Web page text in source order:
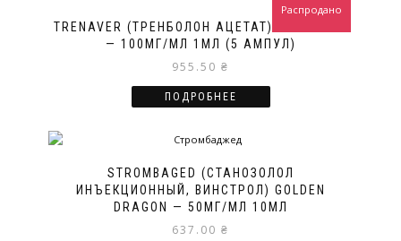
TRENAVER (ТРЕНБОЛОН АЦЕТАТ) VERMODJE
— 100МГ/МЛ 1МЛ (5 АМПУЛ)
955.50 ₴
Распродано
ПОДРОБНЕЕ
STROMBAGED (СТАНОЗОЛОЛ
ИНЪЕКЦИОННЫЙ, ВИНСТРОЛ) GOLDEN
DRAGON — 50МГ/МЛ 10МЛ
637.00 ₴